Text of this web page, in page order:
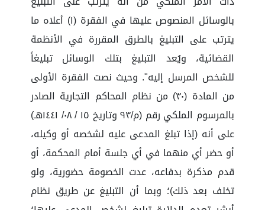
بالوسائل المنصوص عليها في الفقرة (١) أعلاه ما
يترتب على التبليغ بالطرق المقررة في الأنظمة
القضائية، ويُعد التبليغ بتلك الوسائل تبليغاً
للشخص المرسل إليه". وحيث نصت الفقرة الأولى
من المادة (٣٠) من نظام المحاكم التجارية الصادر
بالمرسوم الملكي رقم (م/٩٣ وتاريخ ١٥ / ٠٨/ ١٤٤١هـ)
على أنه (إذا تبلغ المدعى عليه لشخصه أو وكيله،
أو حضر أي منهما في أي جلسة أمام المحكمة، أو
قدم مذكرة بدفاعه، عدت الخصومة حضورية، ولو
تخلف بعد ذلك)؛ وبما أن التبليغ عن طريق نظام